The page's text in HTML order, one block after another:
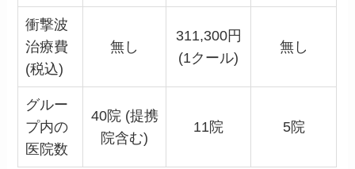
衝撃波
治療費
(税込)
無し
311,300円
(1クール)
無し
グルー
プ内の
医院数
40院 (提携
院含む)
11院 5院